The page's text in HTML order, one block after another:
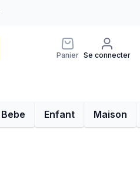
Panier Se connecter
Bebe Enfant Maison